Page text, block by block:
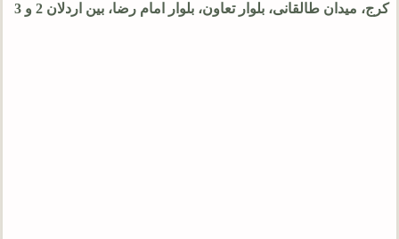
کرج، میدان طالقانی، بلوار تعاون، بلوار امام رضا، بین اردلان 2 و 3